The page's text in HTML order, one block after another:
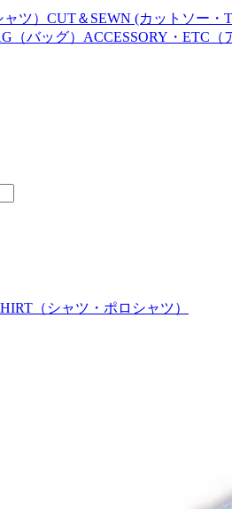
ツ） CUT＆SEWN (カットソー・
（バッグ） ACCESSORY・ETC（
（シャツ・ポロシャツ）